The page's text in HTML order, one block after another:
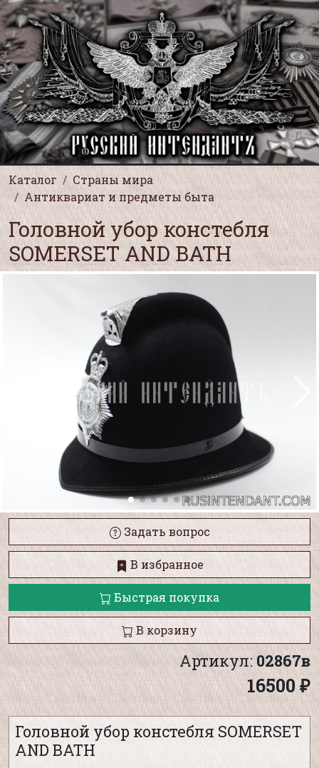
Каталог
Страны мира
Антиквариат и предметы быта
Головной убор констебля
SOMERSET AND BATH
Задать вопрос
В избранное
Быстрая покупка
В корзину
Артикул:02867в
16500 ₽
Головной убор констебля SOMERSET
AND BATH